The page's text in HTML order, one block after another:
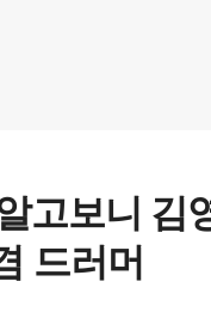
고보니
드러머